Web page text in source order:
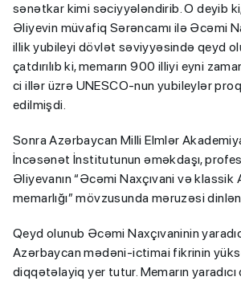
sənətkar kimi səciyyələndirib. O deyib
Əliyevin müvafiq Sərəncamı ilə Əcəmi
illik yubileyi dövlət səviyyəsində qeyd
çatdırılıb ki, memarın 900 illiyi eyni
ci illər üzrə UNESCO-nun yubileylər
edilmişdi.
Sonra Azərbaycan Milli Elmlər
İncəsənət İnstitutunun əməkdaşı,
Əliyevanın “Əcəmi Naxçıvani və klassik
memarlığı” mövzusunda məruzəsi
Qeyd olunub Əcəmi Naxçıvaninin
Azərbaycan mədəni-ictimai fikrinin
diqqətəlayiq yer tutur. Memarın yaradıcı